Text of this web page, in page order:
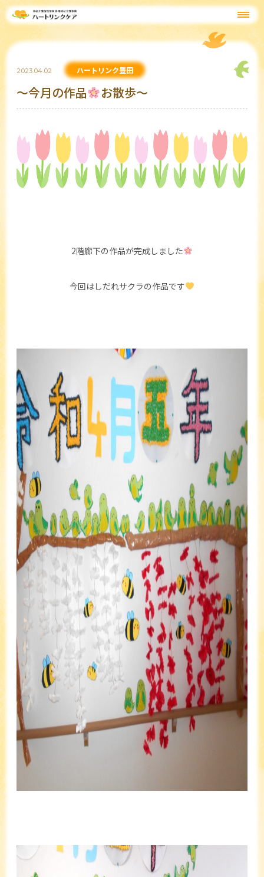
2023.04.02 ハートリンク豊田
～今月の作品 お散歩～
2階廊下の作品が完成しました
今回はしだれサクラの作品です